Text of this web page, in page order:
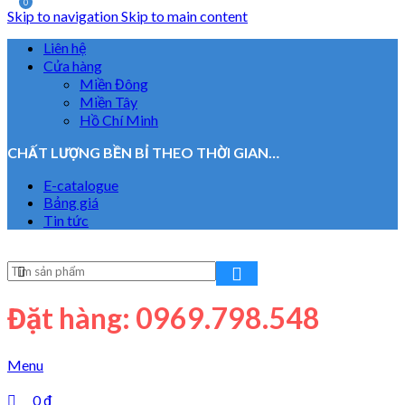
Skip to navigationSkip to main content
Liên hệ
Cửa hàng
Miền Đông
Miền Tây
Hồ Chí Minh
CHẤT LƯỢNG BỀN BỈ THEO THỜI GIAN…
E-catalogue
Bảng giá
Tin tức
Đặt hàng: 0969.798.548
Menu
0
0₫